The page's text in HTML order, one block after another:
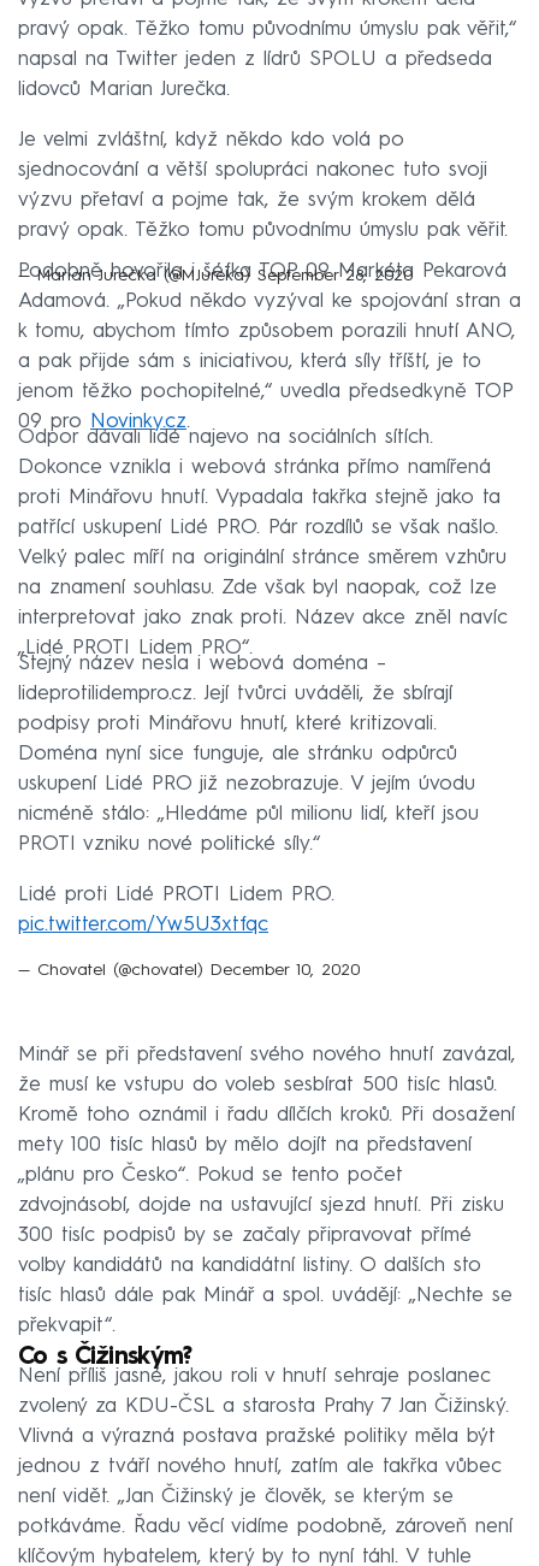
pravý opak. Těžko tomu původnímu úmyslu pak věřit,“
napsal na Twitter jeden z lídrů SPOLU a předseda
lidovců Marian Jurečka.
Je velmi zvláštní, když někdo kdo volá po
sjednocování a větší spolupráci nakonec tuto svoji
výzvu přetaví a pojme tak, že svým krokem dělá
pravý opak. Těžko tomu původnímu úmyslu pak věřit.
— Marian Jurečka (@MJureka) September 28, 2020
Podobně hovořila i šéfka TOP 09 Markéta Pekarová
Adamová. „Pokud někdo vyzýval ke spojování stran a
k tomu, abychom tímto způsobem porazili hnutí ANO,
a pak přijde sám s iniciativou, která síly tříští, je to
jenom těžko pochopitelné,“ uvedla předsedkyně TOP
09 pro
Novinky.cz.
Odpor dávali lidé najevo na sociálních sítích.
Dokonce vznikla i webová stránka přímo namířená
proti Minářovu hnutí. Vypadala takřka stejně jako ta
patřící uskupení Lidé PRO. Pár rozdílů se však našlo.
Velký palec míří na originální stránce směrem vzhůru
na znamení souhlasu. Zde však byl naopak, což lze
interpretovat jako znak proti. Název akce zněl navíc
„Lidé PROTI Lidem PRO“.
Stejný název nesla i webová doména –
lideprotilidempro.cz. Její tvůrci uváděli, že sbírají
podpisy proti Minářovu hnutí, které kritizovali.
Doména nyní sice funguje, ale stránku odpůrců
uskupení Lidé PRO již nezobrazuje. V jejím úvodu
nicméně stálo: „Hledáme půl milionu lidí, kteří jsou
PROTI vzniku nové politické síly.“
Lidé proti Lidé PROTI Lidem PRO.
pic.twitter.com/Yw5U3xtfqc
— Chovatel (@chovatel) December 10, 2020
Minář se při představení svého nového hnutí zavázal,
že musí ke vstupu do voleb sesbírat 500 tisíc hlasů.
Kromě toho oznámil i řadu dílčích kroků. Při dosažení
mety 100 tisíc hlasů by mělo dojít na představení
„plánu pro Česko“. Pokud se tento počet
zdvojnásobí, dojde na ustavující sjezd hnutí. Při zisku
300 tisíc podpisů by se začaly připravovat přímé
volby kandidátů na kandidátní listiny. O dalších sto
tisíc hlasů dále pak Minář a spol. uvádějí: „Nechte se
překvapit“.
Co s Čižinským?
Není příliš jasné, jakou roli v hnutí sehraje poslanec
zvolený za KDU-ČSL a starosta Prahy 7 Jan Čižinský.
Vlivná a výrazná postava pražské politiky měla být
jednou z tváří nového hnutí, zatím ale takřka vůbec
není vidět. „Jan Čižinský je člověk, se kterým se
potkáváme. Řadu věcí vidíme podobně, zároveň není
klíčovým hybatelem, který by to nyní táhl. V tuhle